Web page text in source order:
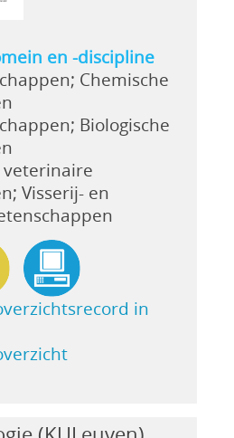
en -discipline
Chemische
Biologische
veterinaire
Visserij- en
in